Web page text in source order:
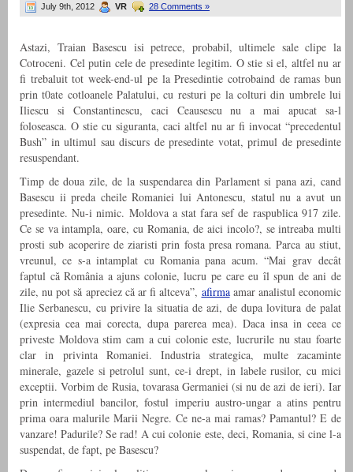
July 9th, 2012 VR 28 Comments »
Astazi, Traian Basescu isi petrece, probabil, ultimele sale clipe la
Cotroceni. Cel putin cele de presedinte legitim. O stie si el, altfel nu ar
fi trebaluit tot week-end-ul pe la Presedintie cotrobaind de ramas bun
prin t0ate cotloanele Palatului, cu resturi pe la colturi din umbrele lui
Iliescu si Constantinescu, caci Ceausescu nu a mai apucat sa-l
foloseasca. O stie cu siguranta, caci altfel nu ar fi invocat “precedentul
Bush” in ultimul sau discurs de presedinte votat, primul de presedinte
resuspendant.
Timp de doua zile, de la suspendarea din Parlament si pana azi, cand
Basescu ii preda cheile Romaniei lui Antonescu, statul nu a avut un
presedinte. Nu-i nimic. Moldova a stat fara sef de raspublica 917 zile.
Ce se va intampla, oare, cu Romania, de aici incolo?, se intreaba multi
prosti sub acoperire de ziaristi prin fosta presa romana. Parca au stiut,
vreunul, ce s-a intamplat cu Romania pana acum. “Mai grav decât
faptul că România a ajuns colonie, lucru pe care eu îl spun de ani de
zile, nu pot să apreciez că ar fi altceva”, afirmaamar analistul economic
Ilie Serbanescu, cu privire la situatia de azi, de dupa lovitura de palat
(expresia cea mai corecta, dupa parerea mea). Daca insa in ceea ce
priveste Moldova stim cam a cui colonie este, lucrurile nu stau foarte
clar in privinta Romaniei. Industria strategica, multe zacaminte
minerale, gazele si petrolul sunt, ce-i drept, in labele rusilor, cu mici
exceptii. Vorbim de Rusia, tovarasa Germaniei (si nu de azi de ieri). Iar
prin intermediul bancilor, fostul imperiu austro-ungar a atins pentru
prima oara malurile Marii Negre. Ce ne-a mai ramas? Pamantul? E de
vanzare! Padurile? Se rad! A cui colonie este, deci, Romania, si cine l-a
suspendat, de fapt, pe Basescu?